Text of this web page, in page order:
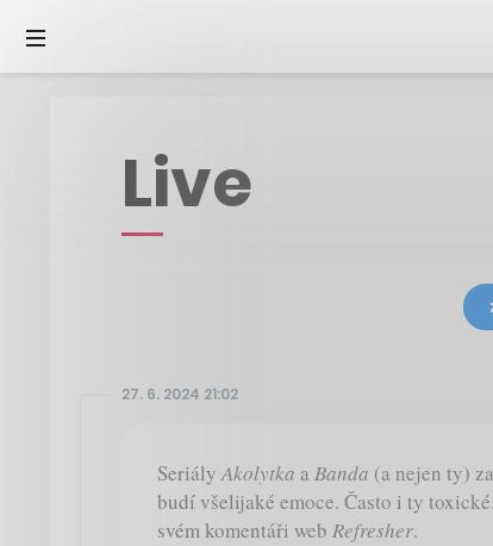
Live
27. 6. 2024 21:02
SeriályAkolytka a Banda (a nejen ty)
budí všelijaké emoce. Často i ty
svém komentáři web Refresher.